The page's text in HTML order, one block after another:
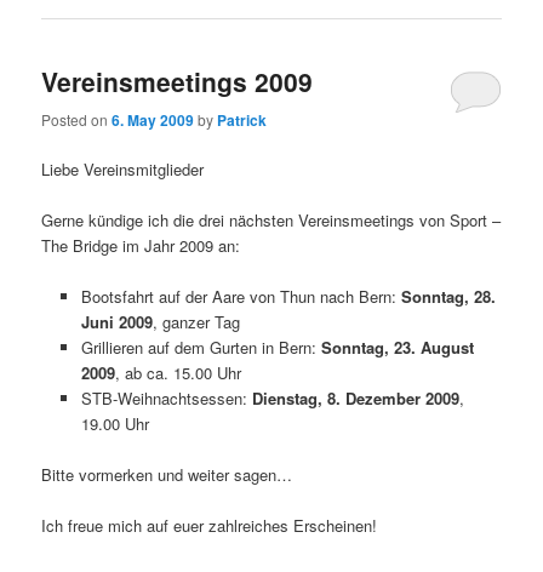
Vereinsmeetings 2009
Posted on6. May 2009by Patrick
Liebe Vereinsmitglieder
Gerne kündige ich die drei nächsten Vereinsmeetings von Sport –
The Bridge im Jahr 2009 an:
Bootsfahrt auf der Aare von Thun nach Bern: Sonntag, 28.
Juni 2009, ganzer Tag
Grillieren auf dem Gurten in Bern: Sonntag, 23. August
2009, ab ca. 15.00 Uhr
STB-Weihnachtsessen: Dienstag, 8. Dezember 2009,
19.00 Uhr
Bitte vormerken und weiter sagen…
Ich freue mich auf euer zahlreiches Erscheinen!